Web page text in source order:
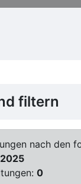
filtern
nach den
0